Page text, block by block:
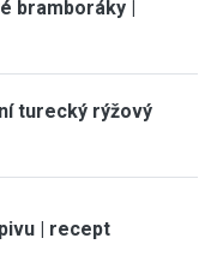
bramboráky |
turecký rýžový
| recept